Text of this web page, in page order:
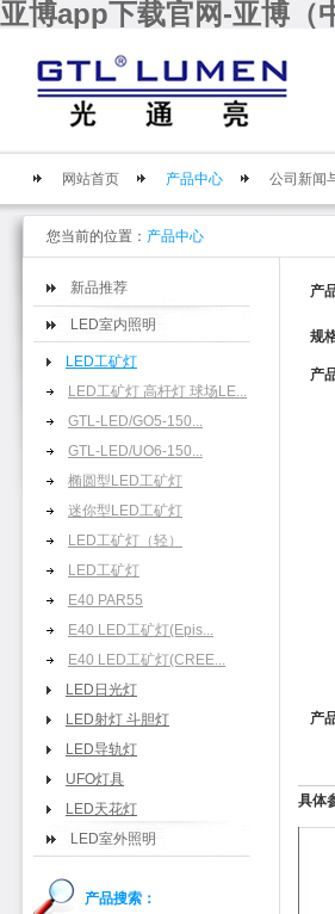
亚博app下载官网-亚博（
网站首页 产品中心 公司新闻
您当前的位置： 产品中心
新品推荐
LED室内照明
LED工矿灯
LED工矿灯 高杆灯 球场LE...
GTL-LED/GO5-150...
GTL-LED/UO6-150...
椭圆型LED工矿灯
迷你型LED工矿灯
LED工矿灯（轻）
LED工矿灯
E40 PAR55
E40 LED工矿灯(Epis...
E40 LED工矿灯(CREE...
LED日光灯
LED射灯 斗胆灯
LED导轨灯
UFO灯具
LED天花灯
LED室外照明
产品搜索：
产
规
产
产
具体